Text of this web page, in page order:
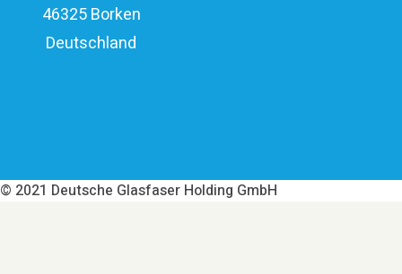
46325 Borken
Deutschland